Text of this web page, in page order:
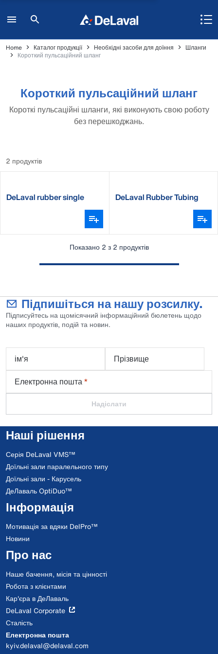
Home Каталог продукції Необхідні засоби для доїння
Шланги
Короткий пульсаційний шланг
Короткий пульсаційний шланг
Короткі пульсаційні шланги, які виконують свою роботу
без перешкоджань.
2 продуктів
DeLaval rubber single DeLaval Rubber Tubing
Показано 2 з 2 продуктів
Підпишіться на нашу розсилку.
Підписуйтесь на щомісячний інформаційний бюлетень щодо
наших продуктів, подій та новин.
ім'я
Прізвище
Електронна пошта*
Надіслати
Наші рішення
Серія DeLaval VMS™
Доїльні зали паралельного типу
Доїльні зали - Карусель
ДеЛаваль OptiDuo™
Інформація
Мотивація за вдяки DelPro™
Новини
Про нас
Наше бачення, місія та цінності
Робота з клієнтами
Кар'єра в ДеЛаваль
DeLaval Corporate
Сталість
Електронна пошта
kyiv.delaval@delaval.com